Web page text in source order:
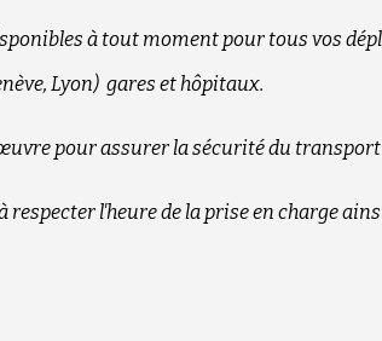
à tout moment pour tous vos
Lyon) gares et hôpitaux.
pour assurer la sécurité du transport
respecter l'heure de la prise en charge